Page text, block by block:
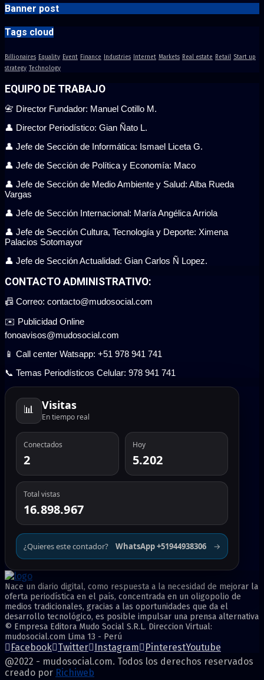
Banner post
Tags cloud
Billionaires Equality Event Finance Industries Internet Markets Real estate Retail Start up
strategy
Technology
EQUIPO DE TRABAJO
📇 Director Fundador: Manuel Cotillo M.
👤 Director Periodístico: Gian Ñato L.
👤 Jefe de Sección de Informática: Ismael Liceta G.
👤 Jefe de Sección de Política y Economía: Maco
👤 Jefe de Sección de Medio Ambiente y Salud: Alba Rueda
Vargas
👤 Jefe de Sección Internacional: María Angélica Arriola
👤 Jefe de Sección Cultura, Tecnología y Deporte: Ximena
Palacios Sotomayor
👤 Jefe de Sección Actualidad: Gian Carlos Ñ Lopez.
CONTACTO ADMINISTRATIVO:
📠 Correo: contacto@mudosocial.com
✉️ Publicidad Online
fonoavisos@mudosocial.com
📱 Call center Watsapp: +51 978 941 741
📞 Temas Periodísticos Celular: 978 941 741
📊 Visitas
En tiempo real
Conectados
2
Hoy
5.202
Total vistas
16.898.967
¿Quieres este contador? WhatsApp +51944938306 →
Nace un diario digital, como respuesta a la necesidad de mejorar la
oferta periodística en el país, concentrada en un oligopolio de
medios tradicionales, gracias a las oportunidades que da el
desarrollo tecnológico, es posible impulsar una prensa alternativa
© Empresa Editora Mudo Social S.R.L. Direccion Virtual:
mudosocial.com Lima 13 - Perú
Facebook Twitter Instagram PinterestYoutube
@2022 - mudosocial.com. Todos los derechos reservados
creado por Richiweb